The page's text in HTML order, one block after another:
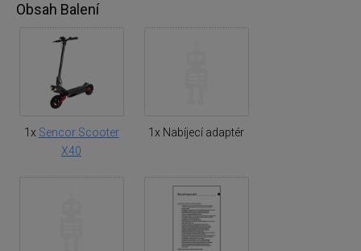
Obsah Balení
1x Sencor Scooter
X40
1x Nabíjecí adaptér